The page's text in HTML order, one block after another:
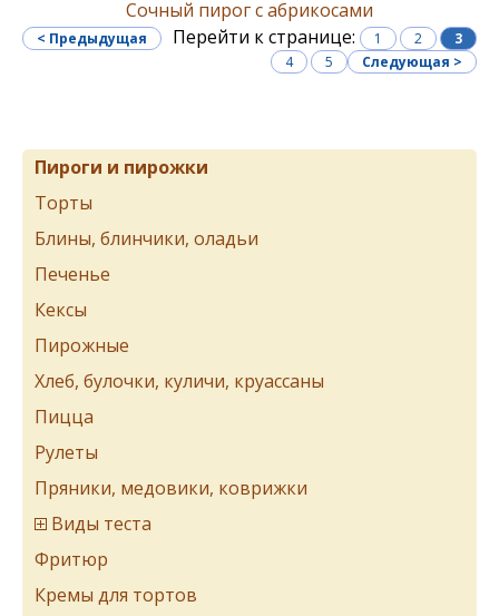
Сочный пирог с абрикосами
Перейти к странице:
< Предыдущая 1 2
3
4
5 Следующая >
Пироги и пирожки
Торты
Блины, блинчики, оладьи
Печенье
Кексы
Пирожные
Хлеб, булочки, куличи, круассаны
Пицца
Рулеты
Пряники, медовики, коврижки
Виды теста
Фритюр
Кремы для тортов